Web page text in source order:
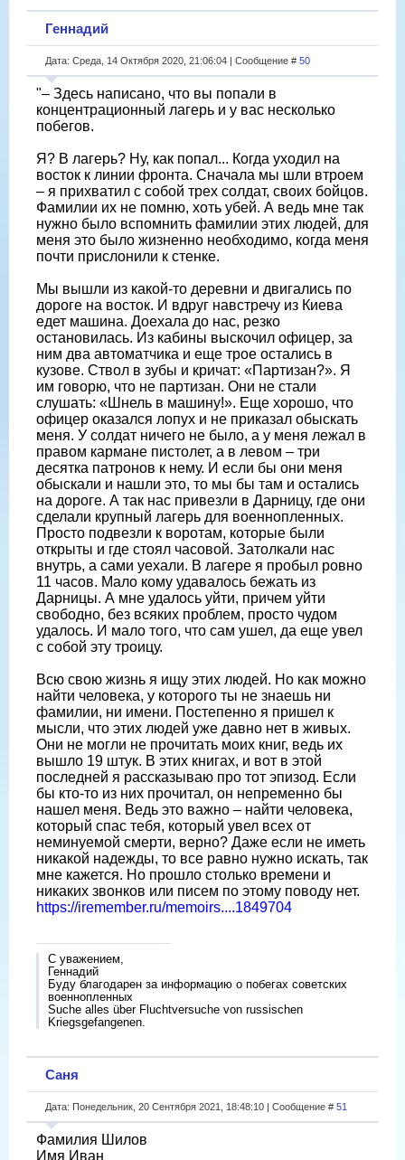
Геннадий
Дата: Среда, 14 Октября 2020, 21:06:04 | Сообщение # 50
"– Здесь написано, что вы попали в
концентрационный лагерь и у вас несколько
побегов.
Я? В лагерь? Ну, как попал... Когда уходил на
восток к линии фронта. Сначала мы шли втроем
– я прихватил с собой трех солдат, своих бойцов.
Фамилии их не помню, хоть убей. А ведь мне так
нужно было вспомнить фамилии этих людей, для
меня это было жизненно необходимо, когда меня
почти прислонили к стенке.
Мы вышли из какой-то деревни и двигались по
дороге на восток. И вдруг навстречу из Киева
едет машина. Доехала до нас, резко
остановилась. Из кабины выскочил офицер, за
ним два автоматчика и еще трое остались в
кузове. Ствол в зубы и кричат: «Партизан?». Я
им говорю, что не партизан. Они не стали
слушать: «Шнель в машину!». Еще хорошо, что
офицер оказался лопух и не приказал обыскать
меня. У солдат ничего не было, а у меня лежал в
правом кармане пистолет, а в левом – три
десятка патронов к нему. И если бы они меня
обыскали и нашли это, то мы бы там и остались
на дороге. А так нас привезли в Дарницу, где они
сделали крупный лагерь для военнопленных.
Просто подвезли к воротам, которые были
открыты и где стоял часовой. Затолкали нас
внутрь, а сами уехали. В лагере я пробыл ровно
11 часов. Мало кому удавалось бежать из
Дарницы. А мне удалось уйти, причем уйти
свободно, без всяких проблем, просто чудом
удалось. И мало того, что сам ушел, да еще увел
с собой эту троицу.
Всю свою жизнь я ищу этих людей. Но как можно
найти человека, у которого ты не знаешь ни
фамилии, ни имени. Постепенно я пришел к
мысли, что этих людей уже давно нет в живых.
Они не могли не прочитать моих книг, ведь их
вышло 19 штук. В этих книгах, и вот в этой
последней я рассказываю про тот эпизод. Если
бы кто-то из них прочитал, он непременно бы
нашел меня. Ведь это важно – найти человека,
который спас тебя, который увел всех от
неминуемой смерти, верно? Даже если не иметь
никакой надежды, то все равно нужно искать, так
мне кажется. Но прошло столько времени и
никаких звонков или писем по этому поводу нет.
https://iremember.ru/memoirs....1849704
С уважением,
Геннадий
Буду благодарен за информацию о побегах советских
военнопленных
Suche alles über Fluchtversuche von russischen
Kriegsgefangenen.
Саня
Дата: Понедельник, 20 Сентября 2021, 18:48:10 | Сообщение # 51
Фамилия Шилов
Имя Иван